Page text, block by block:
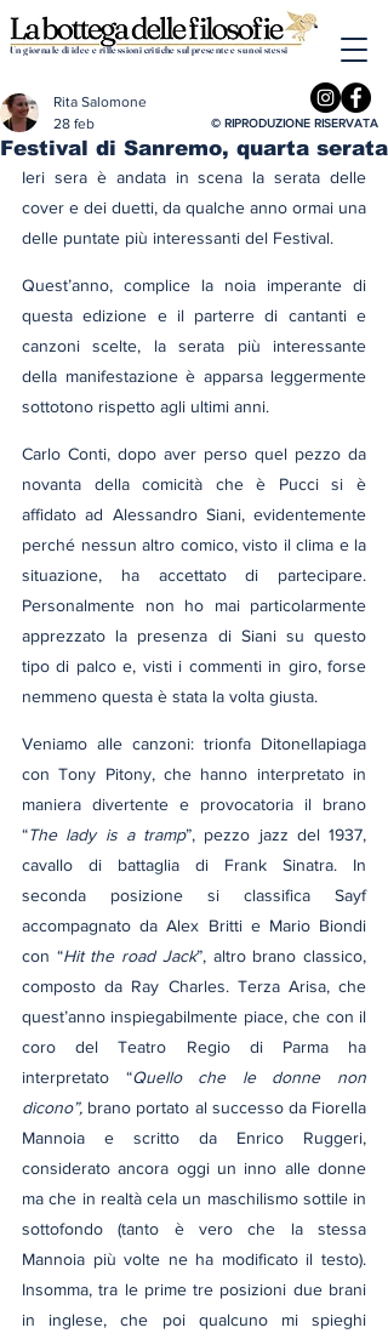
Un giornale di idee e riflessioni critiche sul presente e su noi stessi
Festival di Sanremo, quarta serata
Rita Salomone
28 feb
Ieri sera è andata in scena la serata delle
cover e dei duetti, da qualche anno ormai una
delle puntate più interessanti del Festival.
Quest’anno, complice la noia imperante di
questa edizione e il parterre di cantanti e
canzoni scelte, la serata più interessante
della manifestazione è apparsa leggermente
sottotono rispetto agli ultimi anni.
Carlo Conti, dopo aver perso quel pezzo da
novanta della comicità che è Pucci si è
affidato ad Alessandro Siani, evidentemente
perché nessun altro comico, visto il clima e la
situazione, ha accettato di partecipare.
Personalmente non ho mai particolarmente
apprezzato la presenza di Siani su questo
tipo di palco e, visti i commenti in giro, forse
nemmeno questa è stata la volta giusta.
Veniamo alle canzoni: trionfa Ditonellapiaga
con Tony Pitony, che hanno interpretato in
maniera divertente e provocatoria il brano
“The lady is a tramp”, pezzo jazz del 1937,
cavallo di battaglia di Frank Sinatra. In
seconda posizione si classifica Sayf
accompagnato da Alex Britti e Mario Biondi
con “Hit the road Jack”, altro brano classico,
composto da Ray Charles. Terza Arisa, che
quest’anno inspiegabilmente piace, che con il
coro del Teatro Regio di Parma ha
interpretato “Quello che le donne non
dicono”, brano portato al successo da Fiorella
Mannoia e scritto da Enrico Ruggeri,
considerato ancora oggi un inno alle donne
ma che in realtà cela un maschilismo sottile in
sottofondo (tanto è vero che la stessa
Mannoia più volte ne ha modificato il testo).
Insomma, tra le prime tre posizioni due brani
in inglese, che poi qualcuno mi spieghi
© RIPRODUZIONE RISERVATA